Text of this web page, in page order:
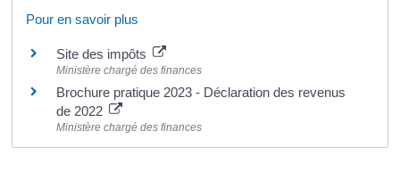
Pour en savoir plus
Site des impôts
Ministère chargé des finances
Brochure pratique 2023 - Déclaration des revenus
de 2022
Ministère chargé des finances